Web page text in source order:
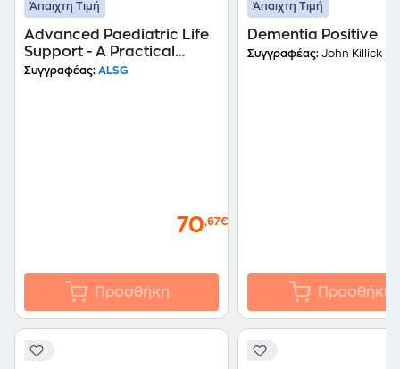
Άπαιχτη Τιμή
Advanced Paediatric Life
Support - A Practical
Approach to Emergencies
Συγγραφέας: ALSG
70,67€
Προσθήκη
Άπαιχτη Τιμή
Dementia Positive
Συγγραφέας: John Killick
Προσθήκη